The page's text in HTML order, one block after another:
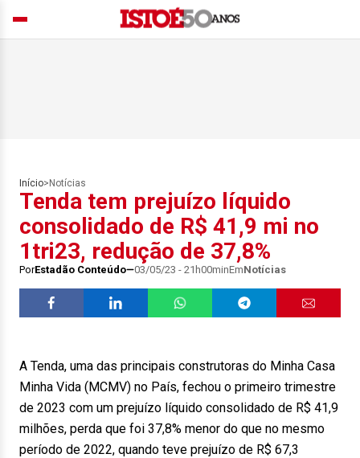
Início> Notícias
Tenda tem prejuízo líquido
consolidado de R$ 41,9 mi no
1tri23, redução de 37,8%
PorEstadão Conteúdo 03/05/23 - 21h00minEmNotícias
A Tenda, uma das principais construtoras do Minha Casa
Minha Vida (MCMV) no País, fechou o primeiro trimestre
de 2023 com um prejuízo líquido consolidado de R$ 41,9
milhões, perda que foi 37,8% menor do que no mesmo
período de 2022, quando teve prejuízo de R$ 67,3